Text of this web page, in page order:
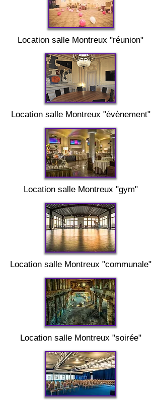
Location salle Montreux "réunion"
Location salle Montreux "évènement"
Location salle Montreux "gym"
Location salle Montreux "communale"
Location salle Montreux "soirée"